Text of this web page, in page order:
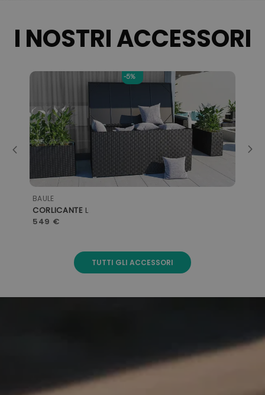
I NOSTRI ACCESSORI
-5%
MINARO
PARASOLE
1.299 €
TUTTI GLI ACCESSORI